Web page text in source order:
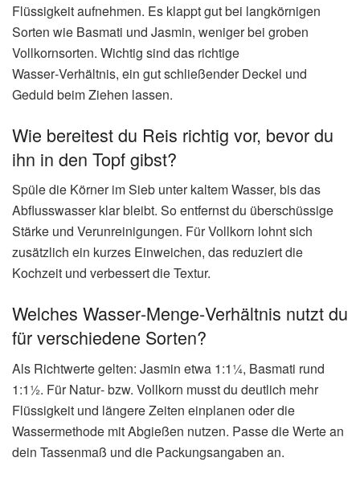
Flüssigkeit aufnehmen. Es klappt gut bei langkörnigen
Sorten wie Basmati und Jasmin, weniger bei groben
Vollkornsorten. Wichtig sind das richtige
Wasser‑Verhältnis, ein gut schließender Deckel und
Geduld beim Ziehen lassen.
Wie bereitest du Reis richtig vor, bevor du
ihn in den Topf gibst?
Spüle die Körner im Sieb unter kaltem Wasser, bis das
Abflusswasser klar bleibt. So entfernst du überschüssige
Stärke und Verunreinigungen. Für Vollkorn lohnt sich
zusätzlich ein kurzes Einweichen, das reduziert die
Kochzeit und verbessert die Textur.
Welches Wasser‑Menge‑Verhältnis nutzt du
für verschiedene Sorten?
Als Richtwerte gelten: Jasmin etwa 1:1¼, Basmati rund
1:1½. Für Natur‑ bzw. Vollkorn musst du deutlich mehr
Flüssigkeit und längere Zeiten einplanen oder die
Wassermethode mit Abgießen nutzen. Passe die Werte an
dein Tassenmaß und die Packungsangaben an.